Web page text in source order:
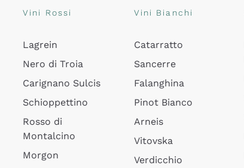
Vini Rossi
Lagrein
Nero di Troia
Carignano Sulcis
Schioppettino
Rosso di
Montalcino
Morgon
Vini Bianchi
Catarratto
Sancerre
Falanghina
Pinot Bianco
Arneis
Vitovska
Verdicchio